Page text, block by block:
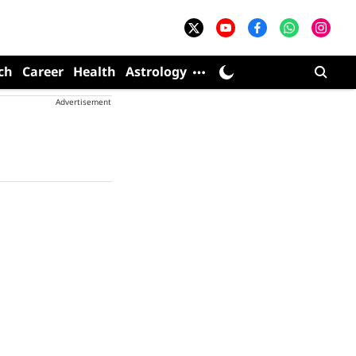
Career Health Astrology
Advertisement